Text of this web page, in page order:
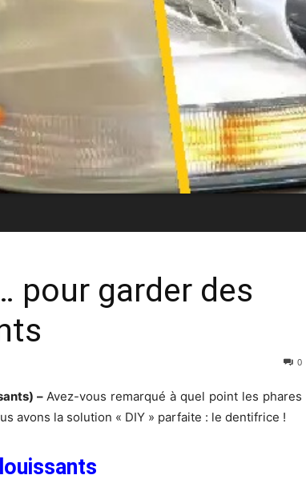
pour garder des
0
–Avez-vous remarqué à quel point les phares
avons la solution « DIY » parfaite : le dentifrice !